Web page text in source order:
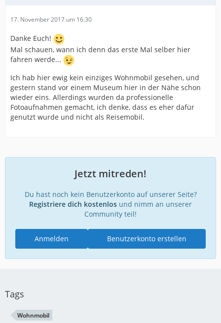
17. November 2017 um 16:30
Danke Euch!
Mal schauen, wann ich denn das erste Mal selber hier
fahren werde...
Ich hab hier ewig kein einziges Wohnmobil gesehen, und
gestern stand vor einem Museum hier in der Nähe schon
wieder eins. Allerdings wurden da professionelle
Fotoaufnahmen gemacht, ich denke, dass es eher dafür
genutzt wurde und nicht als Reisemobil.
Jetzt mitreden!
Du hast noch kein Benutzerkonto auf unserer Seite?
Registriere dich kostenlos und nimm an unserer
Community teil!
Benutzerkonto erstellen
Anmelden
Tags
Wohnmobil